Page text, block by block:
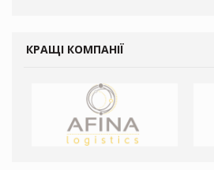
КРАЩІ КОМПАНІЇ